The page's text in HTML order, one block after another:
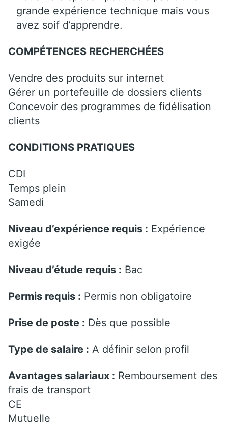
grande expérience technique mais vous
avez soif d’apprendre.
COMPÉTENCES RECHERCHÉES
Vendre des produits sur internet
Gérer un portefeuille de dossiers clients
Concevoir des programmes de fidélisation
clients
CONDITIONS PRATIQUES
CDI
Temps plein
Samedi
Niveau d’expérience requis : Expérience
exigée
Niveau d’étude requis : Bac
Permis requis : Permis non obligatoire
Prise de poste : Dès que possible
Type de salaire : A définir selon profil
Avantages salariaux : Remboursement des
frais de transport
CE
Mutuelle